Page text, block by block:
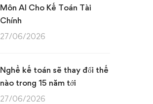
Môn AI Cho Kế Toán Tài
Chính
27/06/2026
Nghề kế toán sẽ thay đổi thế
nào trong 15 năm tới
27/06/2026